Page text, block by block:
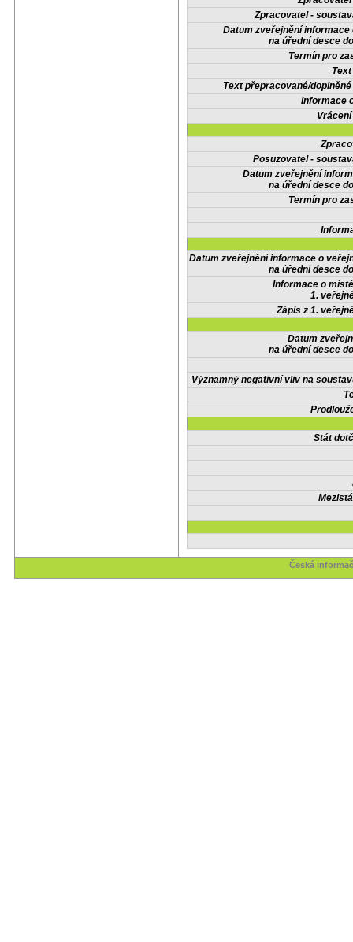
Zpracovatel -
Datum zveřejnění informace
na úřední desce
Termín pro
Text přepracované/
Informace
Posuzovatel -
Datum zveřejnění
na úřední desce
Termín pro
Datum zveřejnění informace o
na úřední desce
Informace o
1.
Zápis z 1.
Datum
na úřední desce
Významný negativní vliv na
Stát
Česká